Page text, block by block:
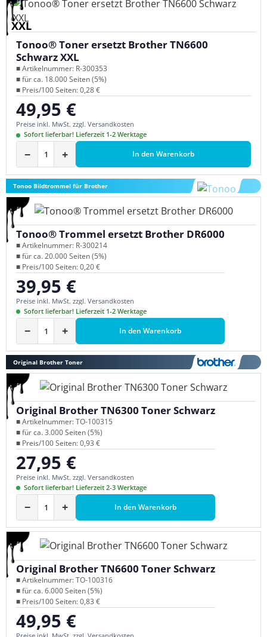
XXL
Tonoo® Toner ersetzt Brother TN6600
Schwarz XXL
■ Artikelnummer: R-300353
■ für ca. 18.000 Seiten (5%)
■ Preis/100 Seiten: 0,28 €
Regulärer Preis:
49,95 €
Preise inkl. MwSt. zzgl. Versandkosten
Sofort lieferbar! Lieferzeit 1-2 Werktage
− + In den Warenkorb
Tonoo Bildtrommel für Brother
Tonoo® Trommel ersetzt Brother DR6000
■ Artikelnummer: R-300214
■ für ca. 20.000 Seiten (5%)
■ Preis/100 Seiten: 0,20 €
Regulärer Preis:
39,95 €
Preise inkl. MwSt. zzgl. Versandkosten
Sofort lieferbar! Lieferzeit 1-2 Werktage
− + In den Warenkorb
Original Brother Toner
Original Brother TN6300 Toner Schwarz
■ Artikelnummer: TO-100315
■ für ca. 3.000 Seiten (5%)
■ Preis/100 Seiten: 0,93 €
Regulärer Preis:
27,95 €
Preise inkl. MwSt. zzgl. Versandkosten
Sofort lieferbar! Lieferzeit 2-3 Werktage
− + In den Warenkorb
Original Brother TN6600 Toner Schwarz
■ Artikelnummer: TO-100316
■ für ca. 6.000 Seiten (5%)
■ Preis/100 Seiten: 0,83 €
Regulärer Preis:
49,95 €